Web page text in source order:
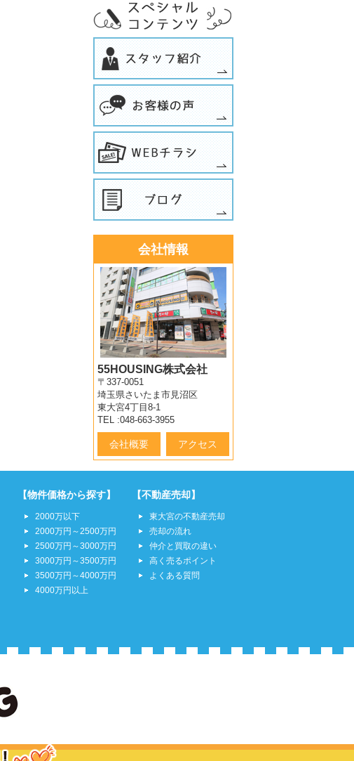
会社情報
55HOUSING株式会社
〒337-0051
埼玉県さいたま市見沼区
東大宮4丁目8-1
TEL :048-663-3955
会社概要 アクセス
【物件価格から探す】
2000万以下
2000万円～2500万円
2500万円～3000万円
3000万円～3500万円
3500万円～4000万円
4000万円以上
【不動産売却】
東大宮の不動産売却
売却の流れ
仲介と買取の違い
高く売るポイント
よくある質問